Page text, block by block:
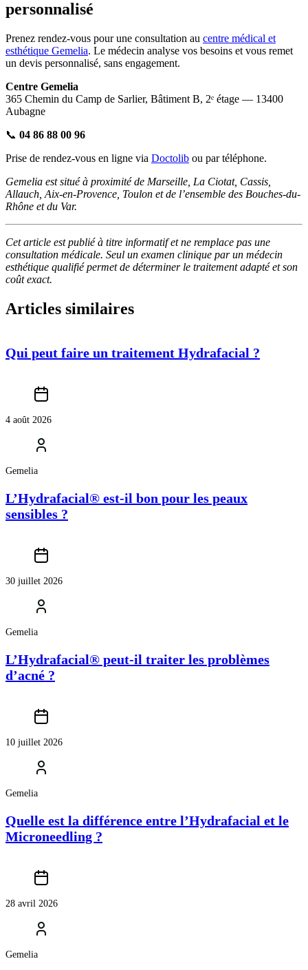
personnalisé
Prenez rendez-vous pour une consultation au centre médical et
esthétique Gemelia. Le médecin analyse vos besoins et vous remet
un devis personnalisé, sans engagement.
Centre Gemelia
365 Chemin du Camp de Sarlier, Bâtiment B, 2ᵉ étage — 13400
Aubagne
📞 04 86 88 00 96
Prise de rendez-vous en ligne via Doctolib ou par téléphone.
Gemelia est situé à proximité de Marseille, La Ciotat, Cassis,
Allauch, Aix-en-Provence, Toulon et de l’ensemble des Bouches-du-
Rhône et du Var.
Cet article est publié à titre informatif et ne remplace pas une
consultation médicale. Seul un examen clinique par un médecin
esthétique qualifié permet de déterminer le traitement adapté et son
coût exact.
Articles similaires
Qui peut faire un traitement Hydrafacial ?
4 août 2026
Gemelia
L’Hydrafacial® est-il bon pour les peaux
sensibles ?
30 juillet 2026
Gemelia
L’Hydrafacial® peut-il traiter les problèmes
d’acné ?
10 juillet 2026
Gemelia
Quelle est la différence entre l’Hydrafacial et le
Microneedling ?
28 avril 2026
Gemelia